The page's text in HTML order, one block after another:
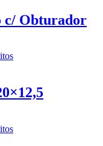
c/ Obturador